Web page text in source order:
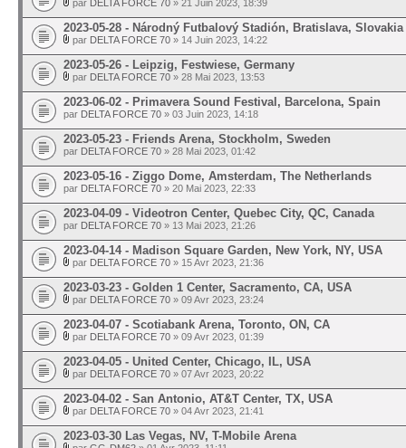
par DELTA FORCE 70 » 21 Juin 2023, 18:39
2023-05-28 - Národný Futbalový Stadión, Bratislava, Slovakia
par DELTA FORCE 70 » 14 Juin 2023, 14:22
2023-05-26 - Leipzig, Festwiese, Germany
par DELTA FORCE 70 » 28 Mai 2023, 13:53
2023-06-02 - Primavera Sound Festival, Barcelona, Spain
par DELTA FORCE 70 » 03 Juin 2023, 14:18
2023-05-23 - Friends Arena, Stockholm, Sweden
par DELTA FORCE 70 » 28 Mai 2023, 01:42
2023-05-16 - Ziggo Dome, Amsterdam, The Netherlands
par DELTA FORCE 70 » 20 Mai 2023, 22:33
2023-04-09 - Videotron Center, Quebec City, QC, Canada
par DELTA FORCE 70 » 13 Mai 2023, 21:26
2023-04-14 - Madison Square Garden, New York, NY, USA
par DELTA FORCE 70 » 15 Avr 2023, 21:36
2023-03-23 - Golden 1 Center, Sacramento, CA, USA
par DELTA FORCE 70 » 09 Avr 2023, 23:24
2023-04-07 - Scotiabank Arena, Toronto, ON, CA
par DELTA FORCE 70 » 09 Avr 2023, 01:39
2023-04-05 - United Center, Chicago, IL, USA
par DELTA FORCE 70 » 07 Avr 2023, 20:22
2023-04-02 - San Antonio, AT&T Center, TX, USA
par DELTA FORCE 70 » 04 Avr 2023, 21:41
2023-03-30 Las Vegas, NV, T-Mobile Arena